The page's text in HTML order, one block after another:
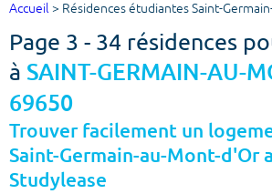
Votre recherche
Ville, école
Budget min Budget
Accueil > Résidences étudiantes Saint-
Page 3 - 34 résidences
à SAINT-GERMAIN-AU-
69650
Trouver facilement un
Saint-Germain-au-Mont-d'Or
Studylease